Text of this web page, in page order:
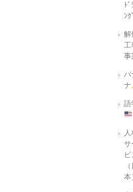
ﾄ
ﾝｸﾞ
解
工
事
バ
ナ
語
サ
ビ
本